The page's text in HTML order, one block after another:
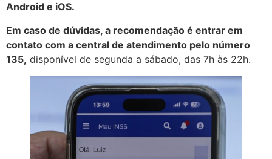
Android e iOS.
Em caso de dúvidas, a recomendação é entrar em
contato com a central de atendimento pelo número
135, disponível de segunda a sábado, das 7h às 22h.